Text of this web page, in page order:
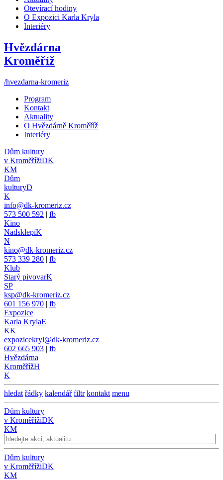
Otevírací hodiny
O Expozici Karla Kryla
Interiéry
Hvězdárna
Kroměříž
/hvezdarna-kromeriz
Program
Kontakt
Aktuality
O Hvězdárně Kroměříž
Interiéry
Dům kultury
v KroměřížiDK
KM
Dům
kulturyD
K
info@dk-kromeriz.cz
573 500 592 | fb
Kino
NadsklepíK
N
kino@dk-kromeriz.cz
573 339 280 | fb
Klub
Starý pivovarK
SP
ksp@dk-kromeriz.cz
601 156 970 | fb
Expozice
Karla KrylaE
KK
expozicekryl@dk-kromeriz.cz
602 665 903 | fb
Hvězdárna
KroměřížH
K
hledat řádky kalendář filtr kontakt menu
Dům kultury
v KroměřížiDK
KM
Dům kultury
v KroměřížiDK
KM